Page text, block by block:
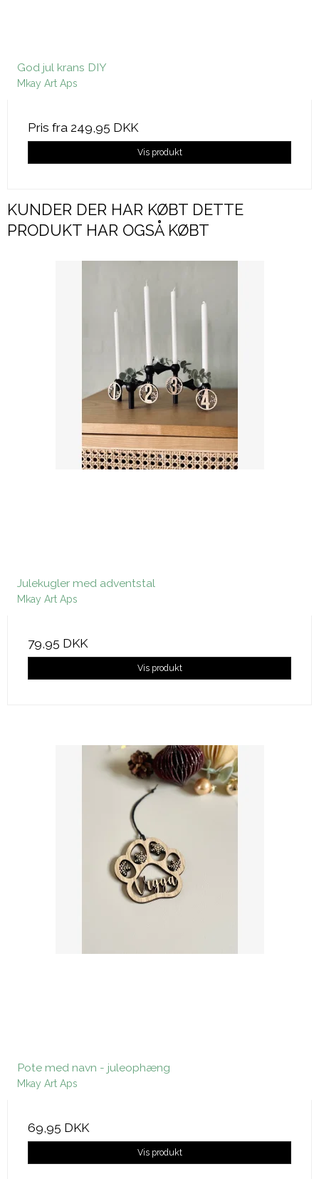
God jul krans DIY
Mkay Art Aps
Pris fra 249,95 DKK
Vis produkt
KUNDER DER HAR KØBT DETTE
PRODUKT HAR OGSÅ KØBT
Julekugler med adventstal
Mkay Art Aps
79,95 DKK
Vis produkt
Pote med navn - juleophæng
Mkay Art Aps
69,95 DKK
Vis produkt